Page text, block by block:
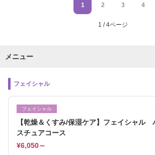
1 2 3 4
1 / 4ページ
メニュー
フェイシャル
フェイシャル
【乾燥＆くすみ/保湿ケア】フェイシャル
スチュアコース
¥6,050～